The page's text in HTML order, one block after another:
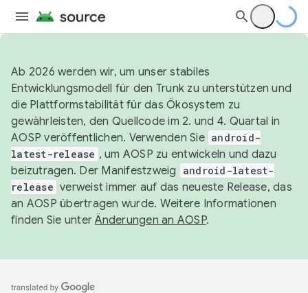
Ab 2026 werden wir, um unser stabiles
Entwicklungsmodell für den Trunk zu unterstützen und
die Plattformstabilität für das Ökosystem zu
gewährleisten, den Quellcode im 2. und 4. Quartal in
AOSP veröffentlichen. Verwenden Sie android-
latest-release , um AOSP zu entwickeln und dazu
beizutragen. Der Manifestzweig
android-latest-
release verweist immer auf das neueste Release, das
an AOSP übertragen wurde. Weitere Informationen
finden Sie unterÄnderungen an AOSP.